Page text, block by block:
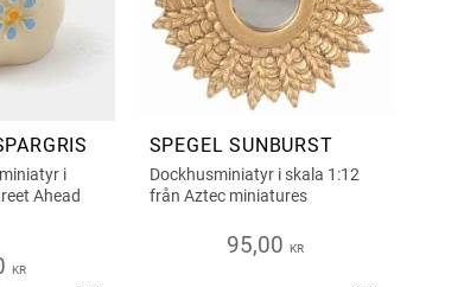
i
Ahead
KR
SPEGEL SUNBURST
Dockhusminiatyr i skala 1:12
från Aztec miniatures
95,00 KR